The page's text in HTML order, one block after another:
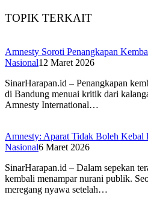
TOPIK TERKAIT
Amnesty Soroti Penangkapan
Nasional12 Maret 2026
SinarHarapan.id – Penangkapan
di Bandung menuai kritik dari
Amnesty International…
Amnesty: Aparat Tidak Boleh Kebal
Nasional6 Maret 2026
SinarHarapan.id – Dalam sepekan
kembali menampar nurani publik.
meregang nyawa setelah…